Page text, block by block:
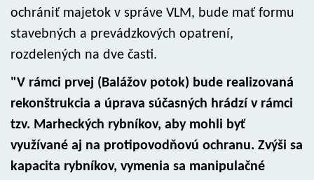
ochrániť majetok v správe VLM, bude mať formu
stavebných a prevádzkových opatrení,
rozdelených na dve časti.
"V rámci prvej (Balážov potok) bude realizovaná
rekonštrukcia a úprava súčasných hrádzí v rámci
tzv. Marheckých rybníkov, aby mohli byť
využívané aj na protipovodňovú ochranu. Zvýši sa
kapacita rybníkov, vymenia sa manipulačné